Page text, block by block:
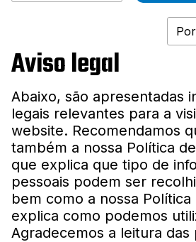
Aviso legal
Abaixo, são apresentadas
legais relevantes para a
website. Recomendamos
também a nossa Política
que explica que tipo de
pessoais podem ser
bem como a nossa
explica como podemos
Agradecemos a leitura das